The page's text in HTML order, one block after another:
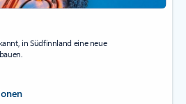
in Südfinnland eine neue